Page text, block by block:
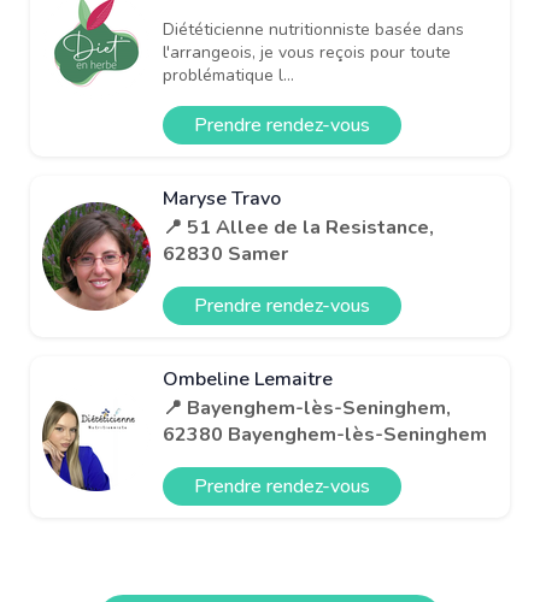
Diététicienne nutritionniste basée dans
l'arrangeois, je vous reçois pour toute
problématique l...
Prendre rendez-vous
Maryse Travo
📍 51 Allee de la Resistance,
62830 Samer
Prendre rendez-vous
Ombeline Lemaitre
📍 Bayenghem-lès-Seninghem,
62380 Bayenghem-lès-Seninghem
Prendre rendez-vous